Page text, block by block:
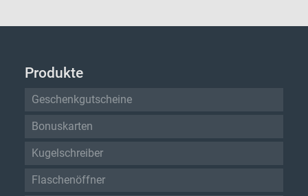
Produkte
Geschenkgutscheine
Bonuskarten
Kugelschreiber
Flaschenöffner